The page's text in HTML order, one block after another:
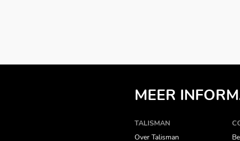
MEER
TALISMAN
Over Talisman